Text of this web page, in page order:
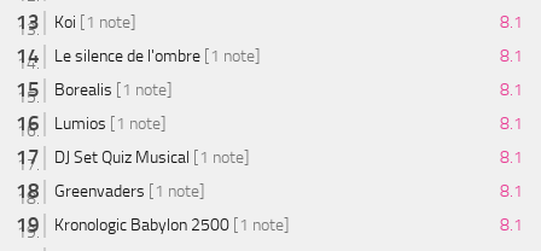
Koi [1 note]
8.1
Le silence de l'ombre [1 note]
8.1
Borealis [1 note]
8.1
Lumios [1 note]
8.1
DJ Set Quiz Musical [1 note]
8.1
Greenvaders [1 note]
8.1
Kronologic Babylon 2500 [1 note]
8.1